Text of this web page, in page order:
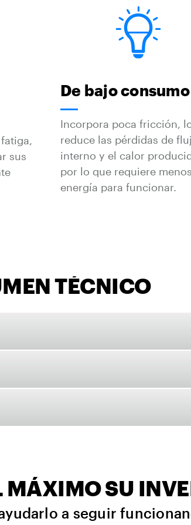
sus
De bajo consumo
Incorpora poca fricción,
reduce las pérdidas de
interno y el calor
por lo que requiere menos
energía para funcionar.
TÉCNICO
MÁXIMO SU
a seguir